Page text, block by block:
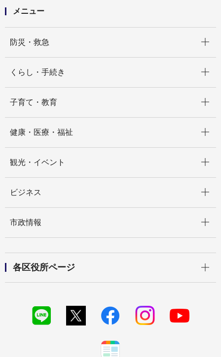
メニュー
防災・救急
くらし・手続き
子育て・教育
健康・医療・福祉
観光・イベント
ビジネス
市政情報
各区役所ページ